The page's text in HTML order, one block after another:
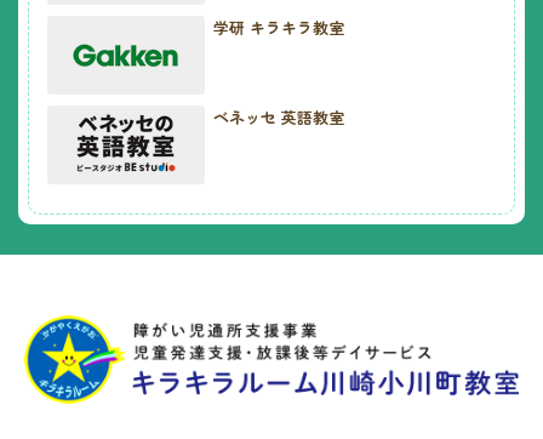
学研 キラキラ教室
ベネッセ 英語教室